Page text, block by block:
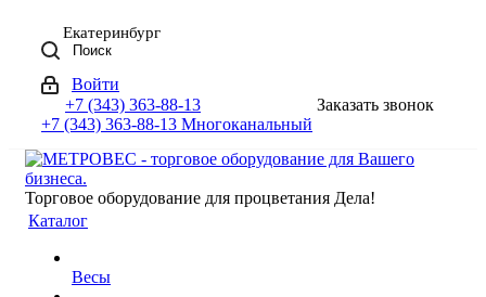
Екатеринбург
Поиск
Войти
+7 (343) 363-88-13
+7 (343) 363-88-13 Многоканальный
Заказать звонок
Торговое оборудование для процветания Дела!
Каталог
Весы